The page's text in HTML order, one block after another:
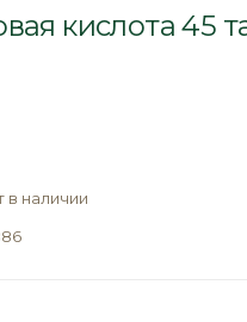
кислота 45
в наличии